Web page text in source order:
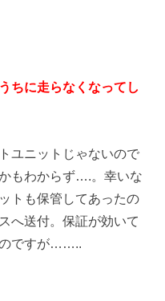
ちに走らなくなってし
ユニットじゃないので
もわからず….。幸いな
トも保管してあったの
へ送付。保証が効いて
のですが……..